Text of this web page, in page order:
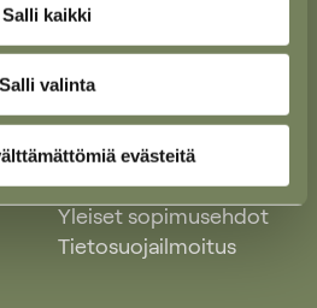
Salli kaikki
Salli valinta
evästeitä
Yleiset käyttöehdot
Yleiset sopimusehdot
Tietosuojailmoitus